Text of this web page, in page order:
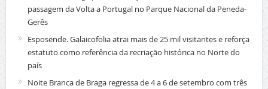
passagem da Volta a Portugal no Parque Nacional da Peneda-
Gerês
Esposende. Galaicofolia atrai mais de 25 mil visitantes e reforça
estatuto como referência da recriação histórica no Norte do
país
Noite Branca de Braga regressa de 4 a 6 de setembro com três